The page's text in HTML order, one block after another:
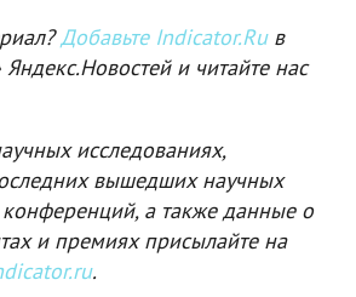
Добавьте Indicator.Ruв
и читайте нас
исследованиях,
вышедших научных
конференций, а также данные о
и премиях присылайте на
.